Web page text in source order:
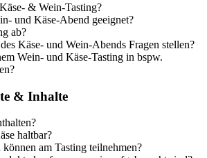
& Wein-Tasting?
und Käse-Abend geeignet?
ab?
Käse- und Wein-Abends Fragen stellen?
Wein- und Käse-Tasting in bspw.
& Inhalte
haltbar?
am Tasting teilnehmen?